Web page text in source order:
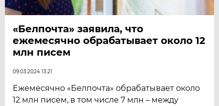
«Белпочта» заявила, что
ежемесячно обрабатывает около 12
млн писем
09.03.2024 13:21
Ежемесячно «Белпочта» обрабатывает около
12 млн писем, в том числе 7 млн – между